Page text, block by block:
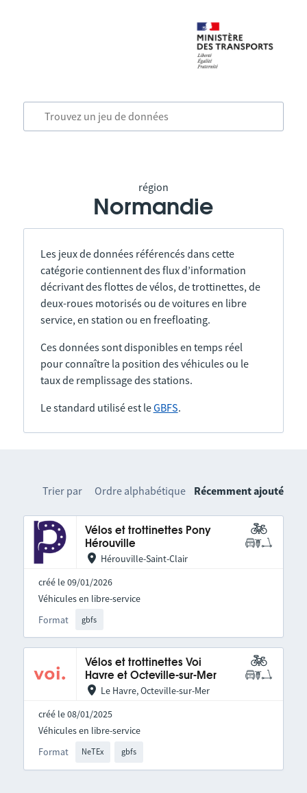
région
Normandie
Les jeux de données référencés dans cette
catégorie contiennent des flux d’information
décrivant des flottes de vélos, de trottinettes, de
deux-roues motorisés ou de voitures en libre
service, en station ou en freefloating.
Ces données sont disponibles en temps réel
pour connaître la position des véhicules ou le
taux de remplissage des stations.
Le standard utilisé est leGBFS.
Trier par Ordre alphabétique Récemment ajouté
Vélos et trottinettes Pony
Hérouville
Hérouville-Saint-Clair
créé le 09/01/2026
Format gbfs
Véhicules en libre-service
Vélos et trottinettes Voi
Havre et Octeville-sur-Mer
Le Havre, Octeville-sur-Mer
créé le 08/01/2025
Format NeTEx gbfs
Véhicules en libre-service